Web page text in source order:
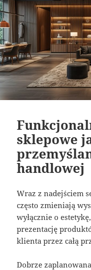
sklepowe
handlowej
Wraz z nadejściem
często zmieniają
wyłącznie o
prezentację
klienta przez całą
Dobrze